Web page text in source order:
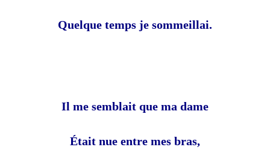
Quelque temps je sommeillai.
Il me semblait que ma dame
Était nue entre mes bras,